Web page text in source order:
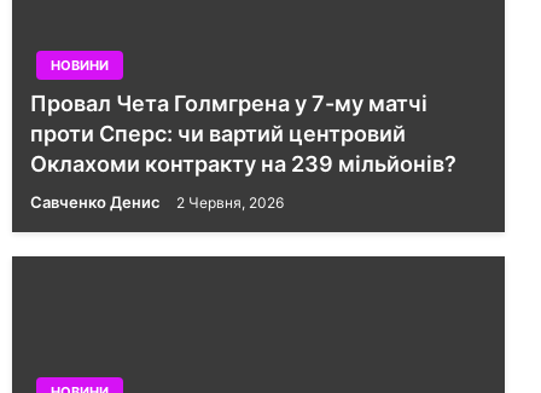
НОВИНИ
Провал Чета Голмгрена у 7-му матчі
проти Сперс: чи вартий центровий
Оклахоми контракту на 239 мільйонів?
Савченко Денис 2 Червня, 2026